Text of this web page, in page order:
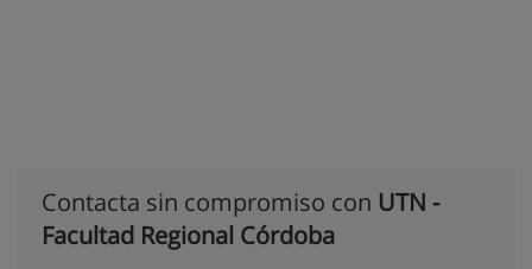
Contacta sin compromiso con UTN -
Facultad Regional Córdoba